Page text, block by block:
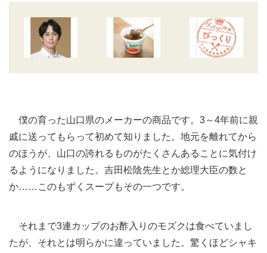
僕の育った山口県のメーカーの商品です。3～4年前に親
戚に送ってもらって初めて知りました。地元を離れてから
のほうが、山口の誇れるものがたくさんあることに気付け
るようになりました。吉田松陰先生とか総理大臣の数と
か……このもずくスープもその一つです。
それまで3連カップのお酢入りのモズクは食べていまし
たが、それとは明らかに違っていました。驚くほどシャキ